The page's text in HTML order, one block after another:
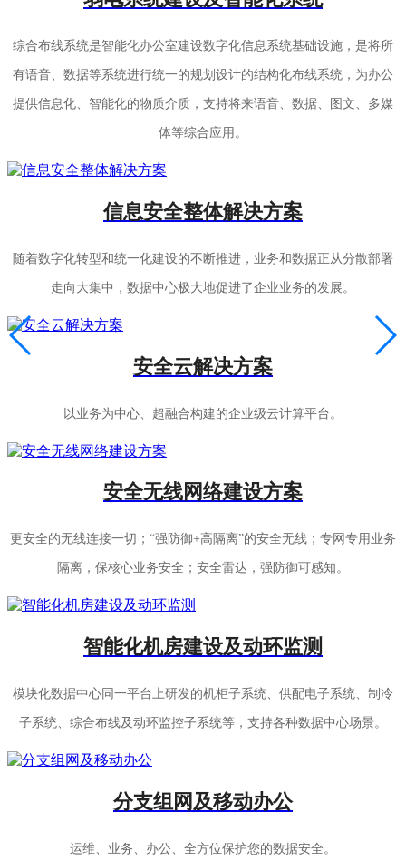
综合布线系统是智能化办公室建设数字化信息系统基础设施，是将所
有语音、数据等系统进行统一的规划设计的结构化布线系统，为办公
提供信息化、智能化的物质介质，支持将来语音、数据、图文、多媒
体等综合应用。
信息安全整体解决方案
随着数字化转型和统一化建设的不断推进，业务和数据正从分散部署
走向大集中，数据中心极大地促进了企业业务的发展。
安全云解决方案
以业务为中心、超融合构建的企业级云计算平台。
安全无线网络建设方案
更安全的无线连接一切；“强防御+高隔离”的安全无线；专网专用业务
隔离，保核心业务安全；安全雷达，强防御可感知。
智能化机房建设及动环监测
模块化数据中心同一平台上研发的机柜子系统、供配电子系统、制冷
子系统、综合布线及动环监控子系统等，支持各种数据中心场景。
分支组网及移动办公
运维、业务、办公、全方位保护您的数据安全。